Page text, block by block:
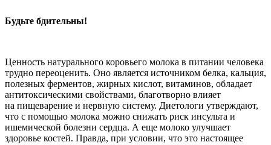
Будьте бдительны!
Ценность натурального коровьего молока в питании человека
трудно переоценить. Оно является источником белка, кальция,
полезных ферментов, жирных кислот, витаминов, обладает
антитоксическими свойствами, благотворно влияет
на пищеварение и нервную систему. Диетологи утверждают,
что с помощью молока можно снижать риск инсульта и
ишемической болезни сердца. А еще молоко улучшает
здоровье костей. Правда, при условии, что это настоящее